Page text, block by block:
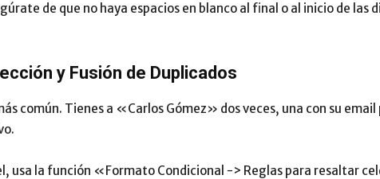
de que no haya espacios en blanco al final o al inicio de las
y Fusión de Duplicados
común. Tienes a «Carlos Gómez» dos veces, una con su
usa la función «Formato Condicional -> Reglas para resaltar